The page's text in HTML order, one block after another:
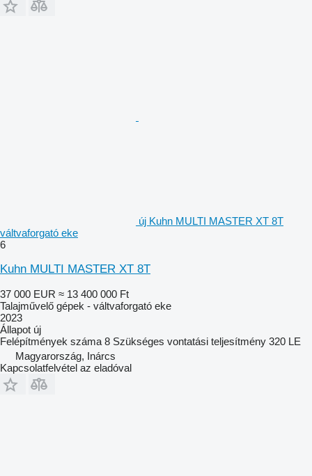
új Kuhn MULTI MASTER XT 8T
váltvaforgató eke
6
Kuhn MULTI MASTER XT 8T
37 000 EUR ≈ 13 400 000 Ft
Talajművelő gépek - váltvaforgató eke
2023
Állapot új
Felépítmények száma 8 Szükséges vontatási teljesítmény 320 LE
Magyarország, Inárcs
Kapcsolatfelvétel az eladóval